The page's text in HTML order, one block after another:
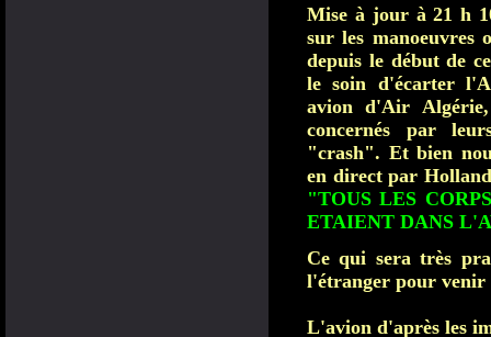
Mise à jour à 21 h
sur les manoeuvres
depuis le début de
le soin d'écarter
avion d'Air
concernés par
"crash". Et bien
en direct par
"TOUS LES
ETAIENT DANS
Ce qui sera très
l'étranger pour venir
L'avion d'après les